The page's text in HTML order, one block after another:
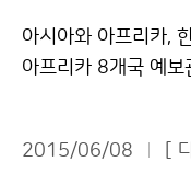
아시아와 아프리카,
아프리카 8개국 예보
초청 연수를 운영합
2015/06/08 [